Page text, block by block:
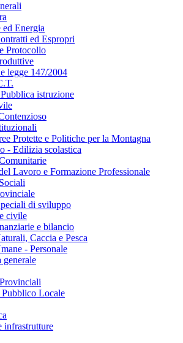
Energia
ed Espropri
Protocollo
legge 147/2004
istruzione
Protette e Politiche per la Montagna
- Edilizia scolastica
Lavoro e Formazione Professionale
di sviluppo
civile
e bilancio
Caccia e Pesca
- Personale
generale
Pubblico Locale
infrastrutture